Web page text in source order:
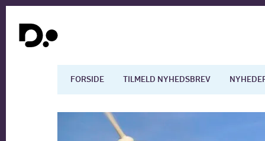
FORSIDE TILMELD NYHEDSBREV
Dansk økonomi